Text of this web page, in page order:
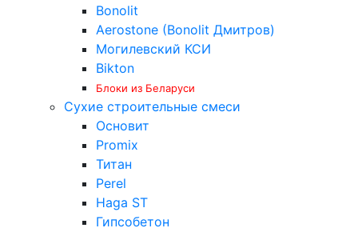
Bonolit
Aerostone (Bonolit Дмитров)
Могилевский КСИ
Bikton
Блоки из Беларуси
Сухие строительные смеси
Основит
Promix
Титан
Perel
Haga ST
Гипсобетон